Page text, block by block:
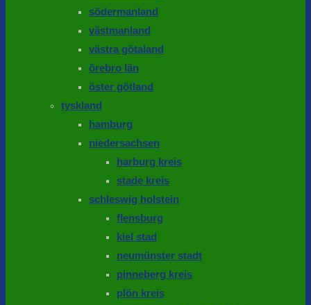
södermanland
västmanland
västra götaland
örebro län
öster götland
tyskland
hamburg
niedersachsen
harburg kreis
stade kreis
schleswig holstein
flensburg
kiel stad
neumünster stadt
pinneberg kreis
plön kreis